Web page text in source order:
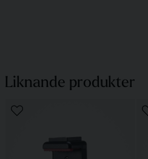
Liknande produkter